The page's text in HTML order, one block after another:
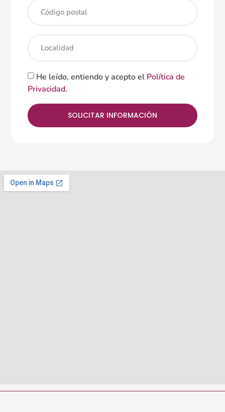
He leído, entiendo y acepto el Política de
Privacidad.
SOLICITAR INFORMACIÓN